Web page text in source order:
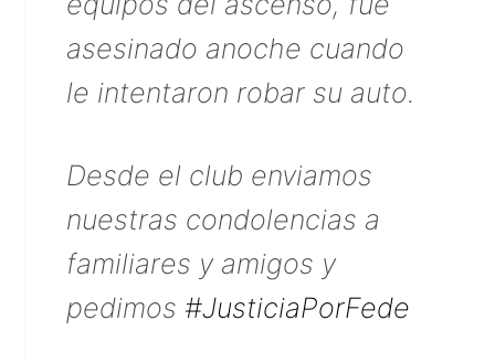
asesinado anoche cuando
le intentaron robar su auto.
Desde el club enviamos
nuestras condolencias a
familiares y amigos y
pedimos #JusticiaPorFede